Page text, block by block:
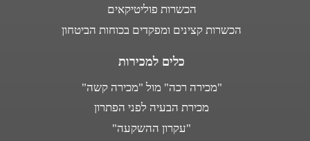
הכשרות פוליטיקאים
הכשרות קצינים ומפקדים בכוחות הביטחון
כלים למכירות
"מכירה רכה" מול "מכירה קשה"
מכירת הבעיה לפני הפתרון
"עקרון ההשקעה"